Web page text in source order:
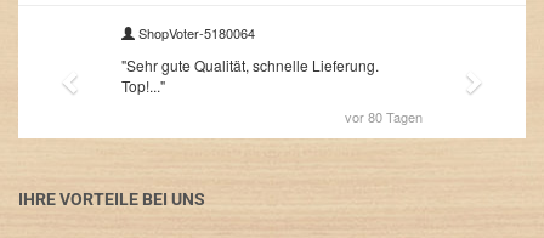
IHRE VORTEILE BEI UNS